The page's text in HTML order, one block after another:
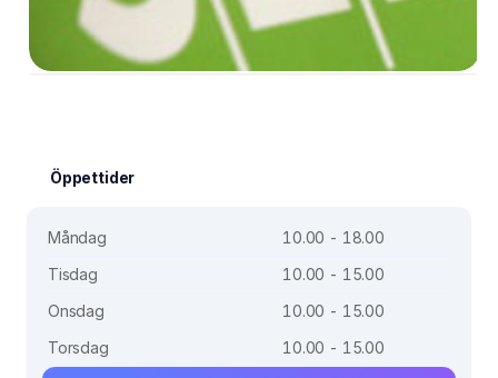
Öppettider
Måndag
10.00 - 18.00
Tisdag
10.00 - 15.00
Onsdag
10.00 - 15.00
Torsdag
10.00 - 15.00